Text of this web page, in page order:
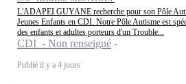
L'ADAPEI GUYANE recherche pour son Pôle
Jeunes Enfants en CDI. Notre Pôle Autisme est
des enfants et adultes porteurs d'un Trouble...
CDI - Non renseigné
Publié il y a 4 jours